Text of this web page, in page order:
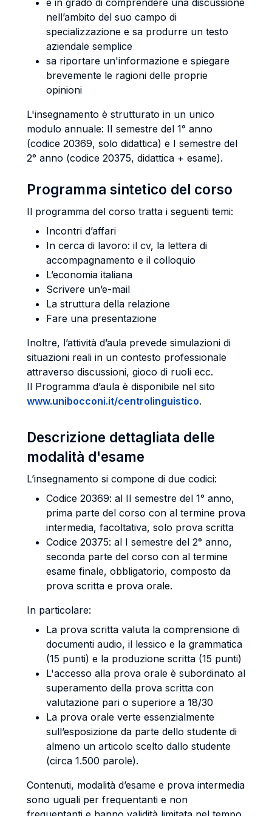
è in grado di comprendere una discussione
nell’ambito del suo campo di
specializzazione e sa produrre un testo
aziendale semplice
sa riportare un'informazione e spiegare
brevemente le ragioni delle proprie
opinioni
L'insegnamento è strutturato in un unico
modulo annuale: II semestre del 1° anno
(codice 20369, solo didattica) e I semestre del
2° anno (codice 20375, didattica + esame).
Programma sintetico del corso
Il programma del corso tratta i seguenti temi:
Incontri d’affari
In cerca di lavoro: il cv, la lettera di
accompagnamento e il colloquio
L’economia italiana
Scrivere un’e-mail
La struttura della relazione
Fare una presentazione
Inoltre, l’attività d’aula prevede simulazioni di
situazioni reali in un contesto professionale
attraverso discussioni, gioco di ruoli ecc.
Il Programma d’aula è disponibile nel sito
www.unibocconi.it/centrolinguistico.
Descrizione dettagliata delle
modalità d'esame
L’insegnamento si compone di due codici:
Codice 20369: al II semestre del 1° anno,
prima parte del corso con al termine prova
intermedia, facoltativa, solo prova scritta
Codice 20375: al I semestre del 2° anno,
seconda parte del corso con al termine
esame finale, obbligatorio, composto da
prova scritta e prova orale.
In particolare:
La prova scritta valuta la comprensione di
documenti audio, il lessico e la grammatica
(15 punti) e la produzione scritta (15 punti)
L'accesso alla prova orale è subordinato al
superamento della prova scritta con
valutazione pari o superiore a 18/30
La prova orale verte essenzialmente
sull’esposizione da parte dello studente di
almeno un articolo scelto dallo studente
(circa 1.500 parole).
Contenuti, modalità d’esame e prova intermedia
sono uguali per frequentanti e non